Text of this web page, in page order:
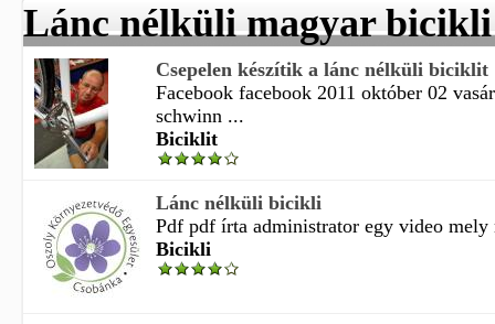
Lánc nélküli magyar bicikli
Csepelen készítik a lánc nélküli biciklit
Facebook facebook 2011 október 02
schwinn ...
Biciklit
Lánc nélküli bicikli
Pdf pdf írta administrator egy video mely
Bicikli